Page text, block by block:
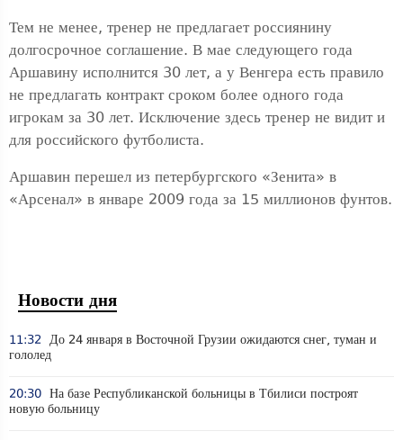
Тем не менее, тренер не предлагает россиянину
долгосрочное соглашение. В мае следующего года
Аршавину исполнится 30 лет, а у Венгера есть правило
не предлагать контракт сроком более одного года
игрокам за 30 лет. Исключение здесь тренер не видит и
для российского футболиста.
Аршавин перешел из петербургского «Зенита» в
«Арсенал» в январе 2009 года за 15 миллионов фунтов.
Новости дня
11:32 До 24 января в Восточной Грузии ожидаются снег, туман и
гололед
20:30 На базе Республиканской больницы в Тбилиси построят
новую больницу